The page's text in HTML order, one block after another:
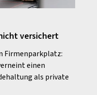
versichert
Firmenparkplatz:
einen
als private